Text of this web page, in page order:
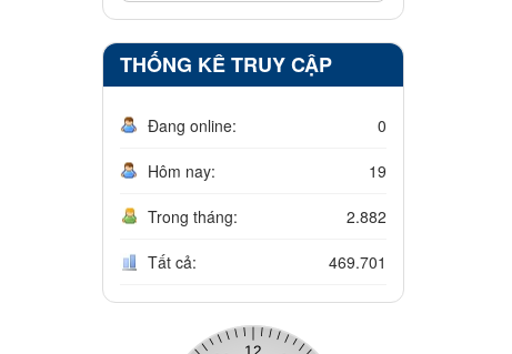
THỐNG KÊ TRUY CẬP
Đang online: 0
Hôm nay: 19
Trong tháng: 2.882
Tất cả: 469.701